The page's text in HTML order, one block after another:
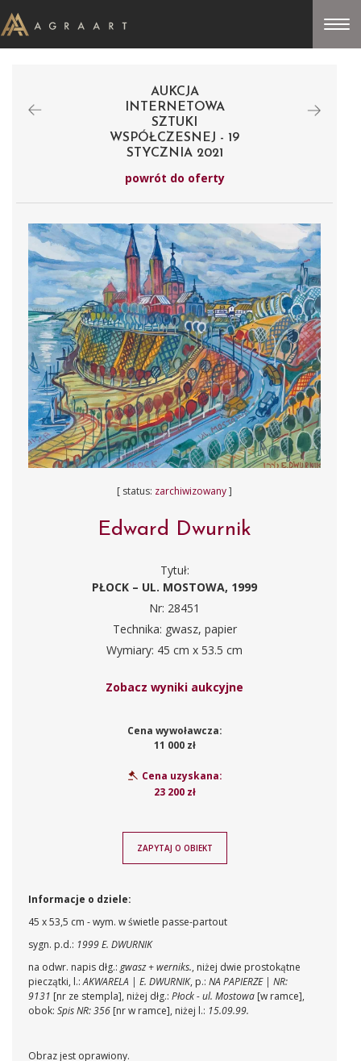
AUKCJA
INTERNETOWA
SZTUKI
WSPÓŁCZESNEJ - 19
STYCZNIA 2021
powrót do oferty
[ status: zarchiwizowany]
Edward Dwurnik
Tytuł:
PŁOCK – UL. MOSTOWA, 1999
Nr: 28451
Technika: gwasz, papier
Wymiary: 45 cm x 53.5 cm
Zobacz wyniki aukcyjne
Cena wywoławcza:
11 000 zł
Cena uzyskana:
23 200 zł
ZAPYTAJ O OBIEKT
Informacje o dziele:
45 x 53,5 cm - wym. w świetle passe-partout
sygn. p.d.: 1999 E. DWURNIK
na odwr. napis dłg.: gwasz + werniks., niżej dwie prostokątne
pieczątki, l.:AKWARELA | E. DWURNIK, p.: NA PAPIERZE | NR:
9131 [nr ze stempla], niżej dłg.: Płock - ul. Mostowa [w ramce],
obok: Spis NR: 356 [nr w ramce], niżej l.: 15.09.99.
Obraz jest oprawiony.